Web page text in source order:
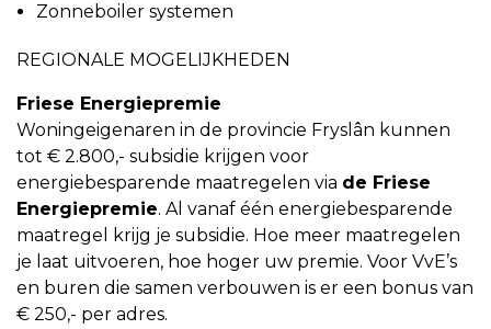
Zonneboiler systemen
REGIONALE MOGELIJKHEDEN
Friese Energiepremie
Woningeigenaren in de provincie Fryslân kunnen
tot € 2.800,- subsidie krijgen voor
energiebesparende maatregelen via de Friese
Energiepremie. Al vanaf één energiebesparende
maatregel krijg je subsidie. Hoe meer maatregelen
je laat uitvoeren, hoe hoger uw premie. Voor VvE’s
en buren die samen verbouwen is er een bonus van
€ 250,- per adres.